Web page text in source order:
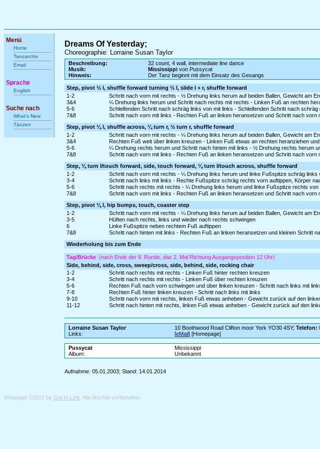
Menü
Home
Tanzarchiv
Email
Sprache
English
Suche nach
What's New
Tänzen
Dreams Of Yesterday;
Choreographie: Lorraine Susan Taylor
Beschreibung:
32 count, 4 wall, intermediate line dance
Musik:
Mississippi von Pussycat
Hinweis:
Der Tanz beginnt mit dem Einsatz des Gesangs
Step, pivot ½ l, shuffle forward turning ½ l, slide l + r, shuffle forward
1-2
Schritt nach vorn mit rechts - ½ Drehung links herum auf beiden Ballen, Gewicht am
3&4
¼ Drehung links herum und Schritt nach rechts mit rechts - Linken Fuß an rechten
5-6
Schleifenden Schritt nach schräg links von mit links - Schleifenden Schritt nach
7&8
Schritt nach vorn mit links - Rechten Fuß an linken heransetzen und Schritt nach vorn
Step, pivot ¼ l, shuffle across, ¼ turn r, ½ turn r, shuffle forward
1-2
Schritt nach vorn mit rechts - ¼ Drehung links herum auf beiden Ballen, Gewicht am
3&4
Rechten Fuß weit über linken kreuzen - Linken Fuß etwas an rechten heranziehen
5-6
¼ Drehung rechts herum und Schritt nach hinten mit links - ½ Drehung rechts herum
7&8
Schritt nach vorn mit links - Rechten Fuß an linken heransetzen und Schritt nach vorn
Step, ¼ turn l/touch forward, side, touch forward, ¼ turn l/touch across, shuffle forward
1-2
Schritt nach vorn mit rechts - ¼ Drehung links herum und linke Fußspitze schräg links
3-4
Schritt nach links mit links - Rechte Fußspitze schräg rechts vorn auftippen, Körper
5-6
Schritt nach rechts mit rechts - ¼ Drehung links herum und linke Fußspitze rechts
7&8
Schritt nach vorn mit links - Rechten Fuß an linken heransetzen und Schritt nach vorn
Step, pivot ¼ l, hip bumps, touch, coaster step
1-2
Schritt nach vorn mit rechts - ¼ Drehung links herum auf beiden Ballen, Gewicht am
3-5
Hüften nach rechts, links und wieder nach rechts schwingen
6
Linke Fußspitze neben rechtem Fuß auftippen
7&8
Schritt nach hinten mit links - Rechten Fuß an linken heransetzen und kleinen Schritt
Wiederholung bis zum Ende
Tag/Brücke (nach Ende der 8. Runde, das 2. Mal Richtung Ausgangsposition 12 Uhr)
Side, behind, side, cross, sweep/cross, side, behind, side, rocking chair
1-2
Schritt nach rechts mit rechts - Linken Fuß hinter rechten kreuzen
3-4
Schritt nach rechts mit rechts - Linken Fuß über rechten kreuzen
5-6
Rechten Fuß nach vorn schwingen und über linken kreuzen - Schritt nach links mit
7-8
Rechten Fuß hinter linken kreuzen - Schritt nach links mit links
9-10
Schritt nach vorn mit rechts, linken Fuß etwas anheben - Gewicht zurück auf den
11-12
Schritt nach hinten mit rechts, linken Fuß etwas anheben - Gewicht zurück auf den
Lorraine Susan Taylor 10 Boothwood Road Clifton moor York YO30 4SY;Telefon:
Links:
[eMail] [Homepage]
Pussycat
Mississippi
Album:
Unbekannt
Aufnahme: 05.01.2003; Stand: 14.01.2014
Webpage ©2012 by Get In Line . Alle Rechte vorbehalten.